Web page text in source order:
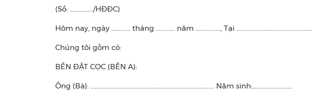
(Số: ……………./HĐĐC)
Hôm nay, ngày …………. tháng …………. năm …………….., Tại ………………….…………………………
Chúng tôi gồm có:
BÊN ĐẶT CỌC (BÊN A):
Ông (Bà): …………………………………………………………………………. Năm sinh:………………..…….